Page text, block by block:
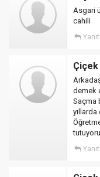
Asgari
cahili
Çiçek
demek
Saçma